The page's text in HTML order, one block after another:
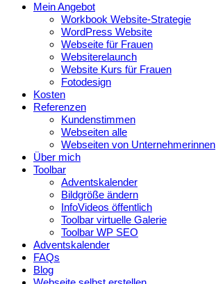
Mein Angebot
Workbook Website-Strategie
WordPress Website
Webseite für Frauen
Websiterelaunch
Website Kurs für Frauen
Fotodesign
Kosten
Referenzen
Kundenstimmen
Webseiten alle
Webseiten von Unternehmerinnen
Über mich
Toolbar
Adventskalender
Bildgröße ändern
InfoVideos öffentlich
Toolbar virtuelle Galerie
Toolbar WP SEO
Adventskalender
FAQs
Blog